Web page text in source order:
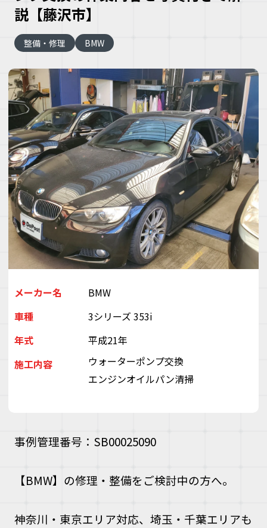
説【藤沢市】
整備・修理 BMW
メーカー名
BMW
車種
3シリーズ 353i
年式
平成21年
施工内容
ウォーターポンプ交換
エンジンオイルパン清掃
事例管理番号：SB00025090
【BMW】の修理・整備をご検討中の方へ。
神奈川・東京エリア対応、埼玉・千葉エリアも